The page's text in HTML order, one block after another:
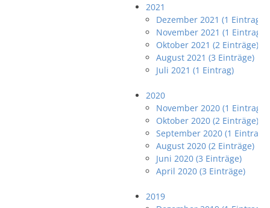
2021
Dezember 2021 (1 Eintrag)
November 2021 (1 Eintrag)
Oktober 2021 (2 Einträge)
August 2021 (3 Einträge)
Juli 2021 (1 Eintrag)
2020
November 2020 (1 Eintrag)
Oktober 2020 (2 Einträge)
September 2020 (1 Eintrag)
August 2020 (2 Einträge)
Juni 2020 (3 Einträge)
April 2020 (3 Einträge)
2019